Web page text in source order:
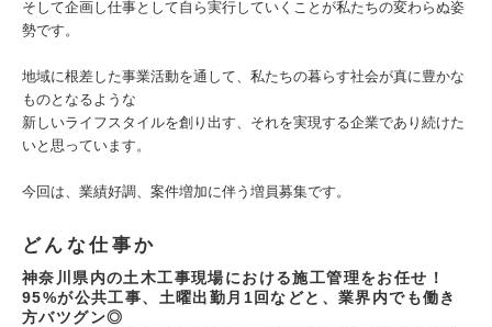
そして企画し仕事として自ら実行していくことが私たちの変わらぬ姿
勢です。
地域に根差した事業活動を通して、私たちの暮らす社会が真に豊かな
ものとなるような
新しいライフスタイルを創り出す、それを実現する企業であり続けた
いと思っています。
今回は、業績好調、案件増加に伴う増員募集です。
どんな仕事か
神奈川県内の土木工事現場における施工管理をお任せ！
95%が公共工事、土曜出勤月1回などと、業界内でも働き
方バツグン◎